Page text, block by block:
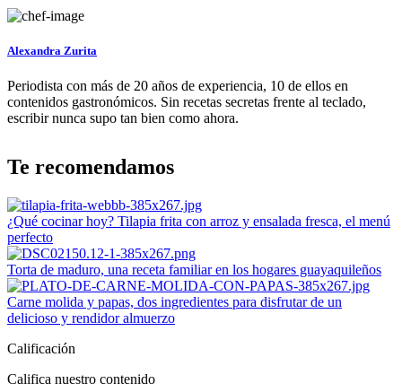
Alexandra Zurita
Periodista con más de 20 años de experiencia, 10 de ellos en
contenidos gastronómicos. Sin recetas secretas frente al teclado,
escribir nunca supo tan bien como ahora.
Te recomendamos
¿Qué cocinar hoy? Tilapia frita con arroz y ensalada fresca, el menú
perfecto
Torta de maduro, una receta familiar en los hogares guayaquileños
Carne molida y papas, dos ingredientes para disfrutar de un
delicioso y rendidor almuerzo
Calificación
Califica nuestro contenido